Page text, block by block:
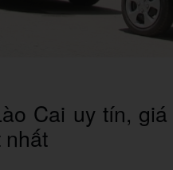
Cai uy tín, giá
nhất